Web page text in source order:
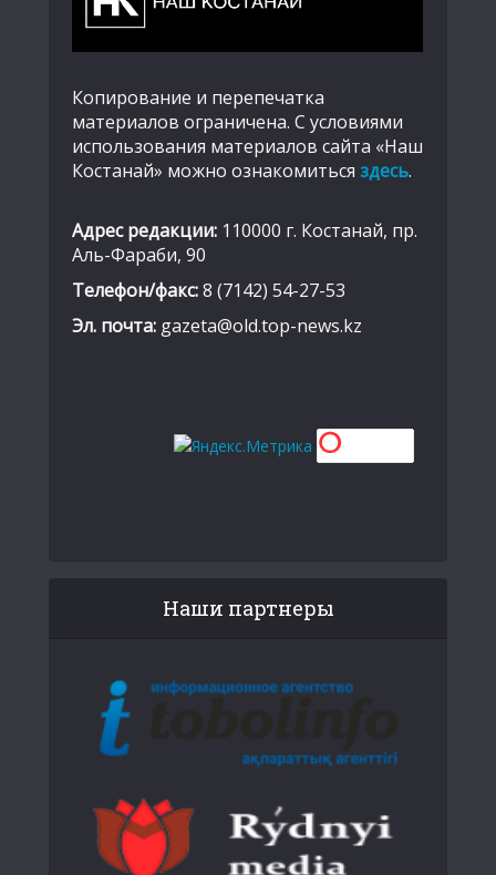
Копирование и перепечатка
материалов ограничена. С условиями
использования материалов сайта «Наш
Костанай» можно ознакомиться здесь.
Адрес редакции: 110000 г. Костанай, пр.
Аль-Фараби, 90
Телефон/факс:8 (7142) 54-27-53
Эл. почта: gazeta@old.top-news.kz
Наши партнеры